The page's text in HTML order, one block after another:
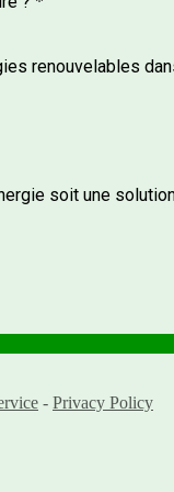
renouvelables
soit une
- Privacy Policy